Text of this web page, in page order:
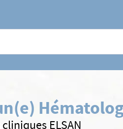
région ou CP